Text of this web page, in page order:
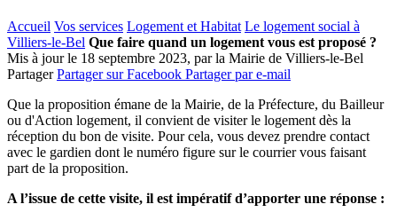
Accueil Vos services Logement et Habitat Le logement social à
Villiers-le-Bel Que faire quand un logement vous est proposé ?
Mis à jour le 18 septembre 2023, par la Mairie de Villiers-le-Bel
Partager Partager sur Facebook Partager par e-mail
Que la proposition émane de la Mairie, de la Préfecture, du Bailleur
ou d'Action logement, il convient de visiter le logement dès la
réception du bon de visite. Pour cela, vous devez prendre contact
avec le gardien dont le numéro figure sur le courrier vous faisant
part de la proposition.
A l’issue de cette visite, il est impératif d’apporter une réponse :